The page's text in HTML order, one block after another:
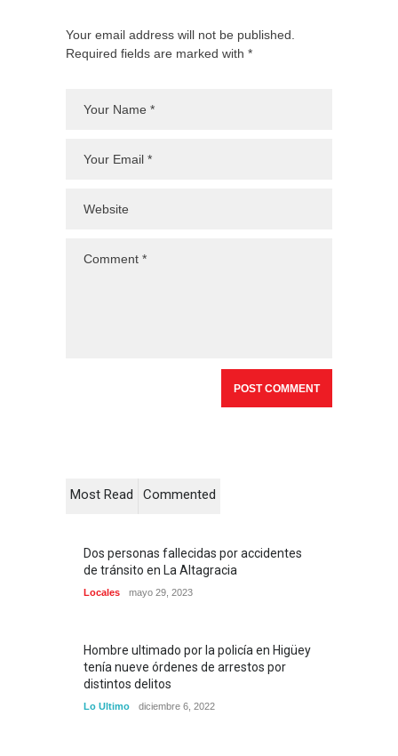
Your email address will not be published.
Required fields are marked with *
Most Read Commented
Dos personas fallecidas por accidentes
de tránsito en La Altagracia
Locales mayo 29, 2023
Hombre ultimado por la policía en Higüey
tenía nueve órdenes de arrestos por
distintos delitos
Lo Ultimo diciembre 6, 2022